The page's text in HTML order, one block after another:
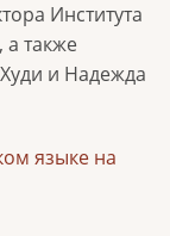
Института
а также
и Надежда
языке на